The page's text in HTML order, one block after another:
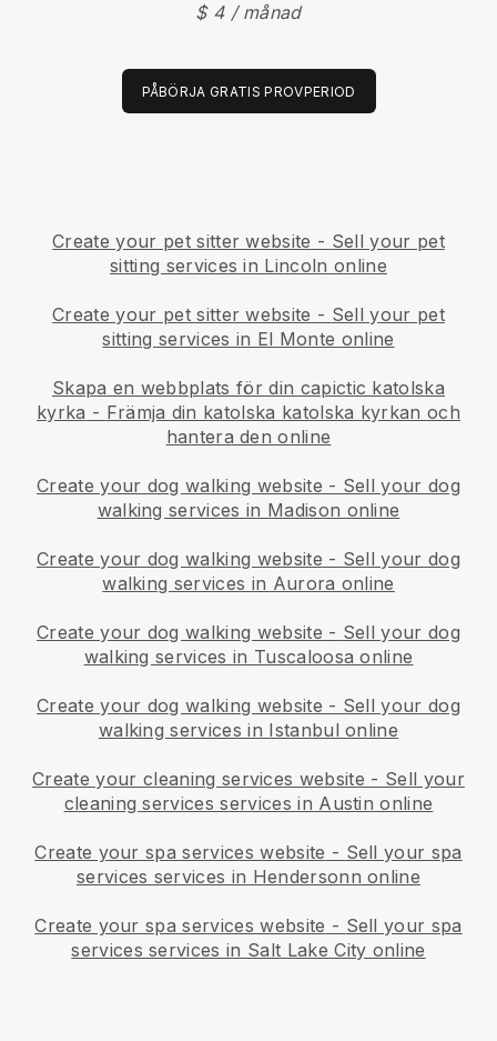
$ 4 / månad
PÅBÖRJA GRATIS PROVPERIOD
Create your pet sitter website - Sell your pet
sitting services in Lincoln online
Create your pet sitter website - Sell your pet
sitting services in El Monte online
Skapa en webbplats för din capictic katolska
kyrka - Främja din katolska katolska kyrkan och
hantera den online
Create your dog walking website - Sell your dog
walking services in Madison online
Create your dog walking website - Sell your dog
walking services in Aurora online
Create your dog walking website - Sell your dog
walking services in Tuscaloosa online
Create your dog walking website - Sell your dog
walking services in Istanbul online
Create your cleaning services website - Sell your
cleaning services services in Austin online
Create your spa services website - Sell your spa
services services in Hendersonn online
Create your spa services website - Sell your spa
services services in Salt Lake City online